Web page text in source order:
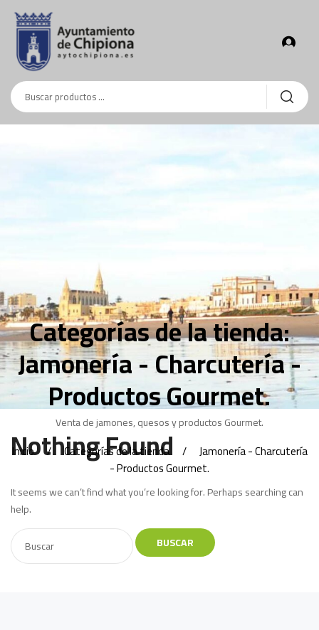
Categorías de la tienda:
Jamonería - Charcutería -
Productos Gourmet.
Venta de jamones, quesos y productos Gourmet.
Inicio Categorías de la tienda
Jamonería - Charcutería
- Productos Gourmet.
Nothing Found
It seems we can’t find what you’re looking for. Perhaps searching can
help.
BUSCAR